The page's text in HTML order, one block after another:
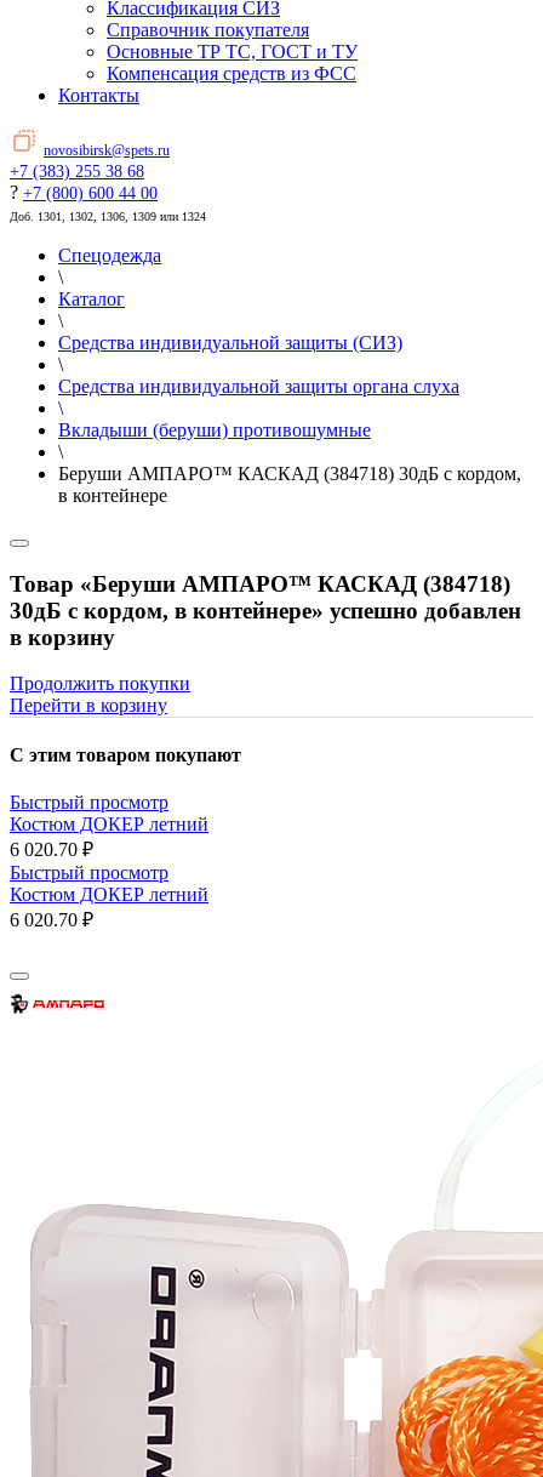
Классификация СИЗ
Справочник покупателя
Основные ТР ТС, ГОСТ и ТУ
Компенсация средств из ФСС
Контакты
novosibirsk@spets.ru
+7 (383) 255 38 68
? +7 (800) 600 44 00
Доб. 1301, 1302, 1306, 1309 или 1324
Спецодежда
\
Каталог
\
Средства индивидуальной защиты (СИЗ)
\
Средства индивидуальной защиты органа слуха
\
Вкладыши (беруши) противошумные
\
Беруши АМПАРО™ КАСКАД (384718) 30дБ с кордом,
в контейнере
Товар «Беруши АМПАРО™ КАСКАД (384718)
30дБ с кордом, в контейнере» успешно добавлен
в корзину
Продолжить покупки
Перейти в корзину
С этим товаром покупают
Быстрый просмотр
Костюм ДОКЕР летний
6 020.70 ₽
Быстрый просмотр
Костюм ДОКЕР летний
6 020.70 ₽